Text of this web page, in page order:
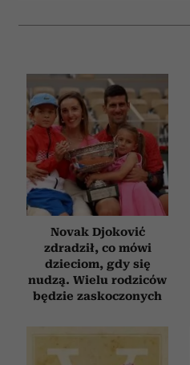
Novak Djoković
zdradził, co mówi
dzieciom, gdy się
nudzą. Wielu rodziców
będzie zaskoczonych